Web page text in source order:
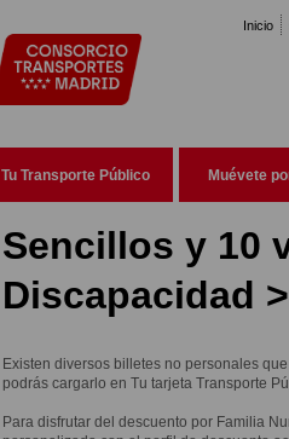
Inicio
Tu Transporte Público Muévete
Sencillos y 10
Discapacidad
Existen diversos billetes no personales
podrás cargarlo en Tu tarjeta Transporte
Para disfrutar del descuento por Familia